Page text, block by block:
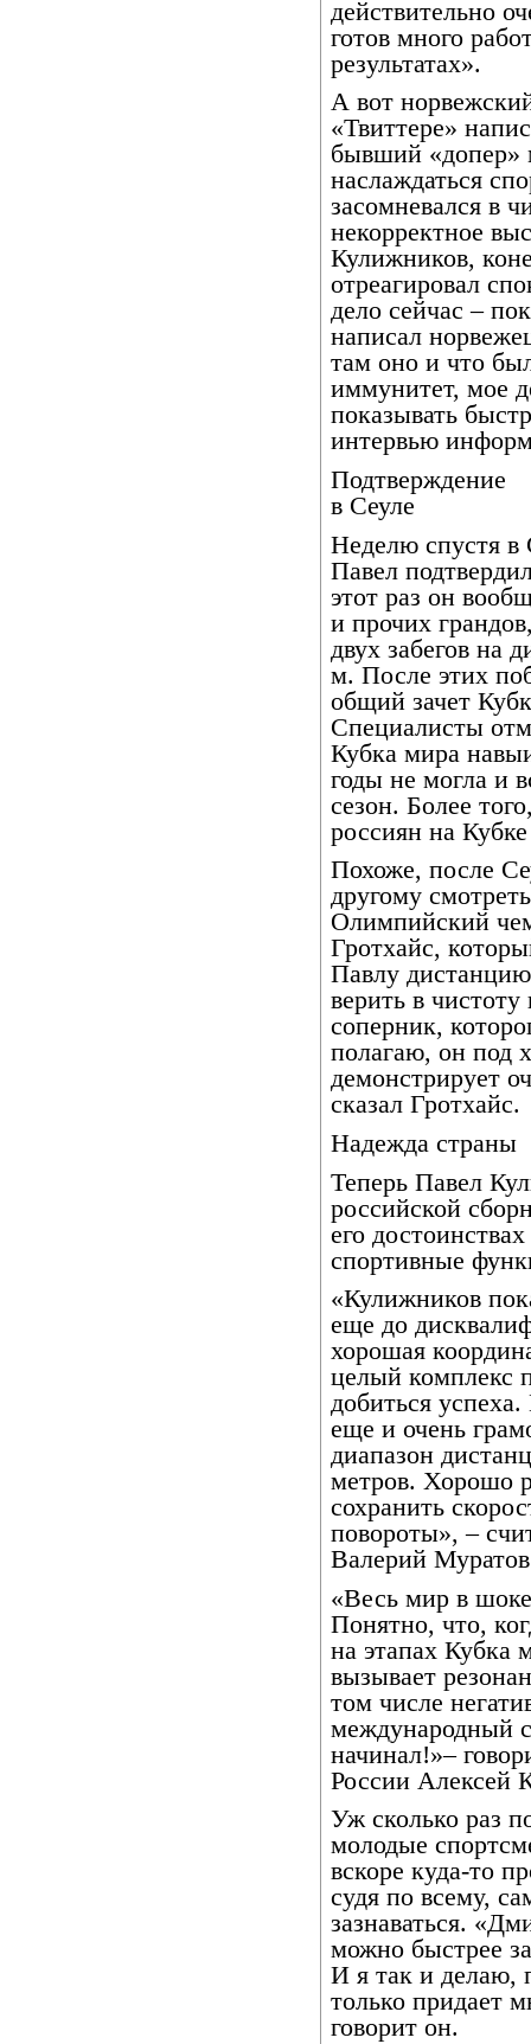
действительно
готов много
результатах».
А вот
«Твиттере»
бывший «допер»
наслаждаться
засомневался в
некорректное
Кулижников,
отреагировал
дело сейчас –
написал
там оно и что
иммунитет, мое
показывать
интервью
Подтверждение
в Сеуле
Неделю спустя в
Павел
этот раз он
и прочих
двух забегов на
м. После этих
общий зачет
Специалисты
Кубка мира
годы не могла и
сезон. Более
россиян на
Похоже, после
другому
Олимпийский
Гротхайс,
Павлу
верить в
соперник,
полагаю, он под
демонстрирует
сказал Гротхайс.
Надежда страны
Теперь Павел
российской
его
спортивные
«Кулижников
еще до
хорошая
целый комплекс
добиться
еще и очень
диапазон
метров. Хорошо
сохранить
повороты», –
Валерий
«Весь мир в
Понятно, что,
на этапах Кубка
вызывает
том числе
международный
начинал!»–
России Алексей
Уж сколько раз
молодые
вскоре куда-то
судя по всему,
зазнаваться.
можно быстрее
И я так и делаю,
только придает
говорит он.